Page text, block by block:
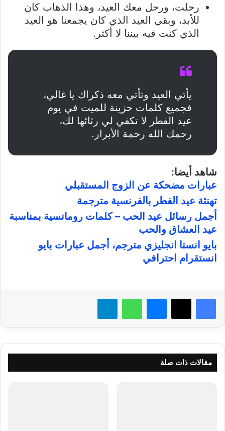
رحلت، ورحل معك العيد، وهذا الذهاب كان
للأبد، وبقي العيد الذي كان يجمعنا هو العيد
الذي كنت فيه بيننا لا أكثر.
يأتي العيد وتأتي معه ذكراك يا غالي،
فجميع كلمات حزينة للميت في يوم
عيد الفطر لا تكفي لي رثائها لك،
رحمك الله رحمة الأبرار.
شاهد أيضا:
عبارات مضحكة عن الزوج المستقبلي
تهنئة عيد الفطر بالفرنسية مترجمة
أجمل رسائل عيد الحب – كلمات رومانسية بمناسبة
عيد العشاق والحب
بايو انستا انجليزي مترجم، أجمل عبارات بايو
انستقرام احترافي
فيسبوك X ماسنجر واتساب
مقالات ذات صلة